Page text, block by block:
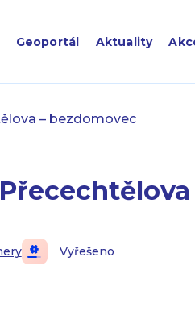
Geoportál Aktuality
– bezdomovec
Vyřešeno